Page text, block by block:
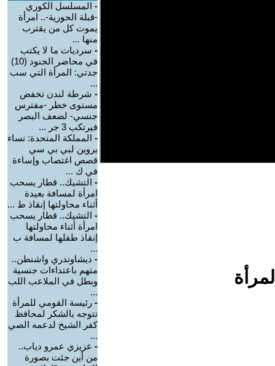
- المسلسل الكوري
-قبلة الحورية-.. امرأة
يموت كل من يقترب
منها ...
- سرديات ما لا يكتب
في محاضر الجنود (10)
جدتي: المرأة التي سب
...
- شرطة لندن تخفض
مستوى خطر -مفترس
جنسي- لضعف البصر
فيرتكب 3 جر ...
- المملكة المتحدة: نساء
يروين لبي بي سي
قصص اغتصاب وإساءة
في ك ...
- التشيك.. قطار يسحب
امرأة لمسافة بعيدة
أثناء محاولتها إنقاذ ط ...
- التشيك.. قطار يسحب
امرأة أثناء محاولتها
إنقاذ طفلها لمسافة ب
...
- ديشاوندري واشنطن..
متهم باعتداءات جنسية
وبطل في الملاعب اللب
...
- رئيسة القومي للمرأة
تتوجه بالشكر لمحافظ
كفر الشيخ لدعمه الصي
...
- عزيزي عمرو دياب..
من أين جئت بصورة